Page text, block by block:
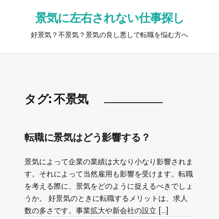
景気に左右されない仕事探し
好景気？不景気？景気の良し悪しで転職を悩む方へ
タグ:不景気
転職に景気はどう影響する？
景気によって企業の業績は大なり小なり影響されま
す。それによって当然雇用も影響を受けます。転職
を考える際に、景気をどのように捉えるべきでしょ
うか。 好景気のときに転職するメリットは、求人
数の多さです。事業拡大や新会社の設立 […]